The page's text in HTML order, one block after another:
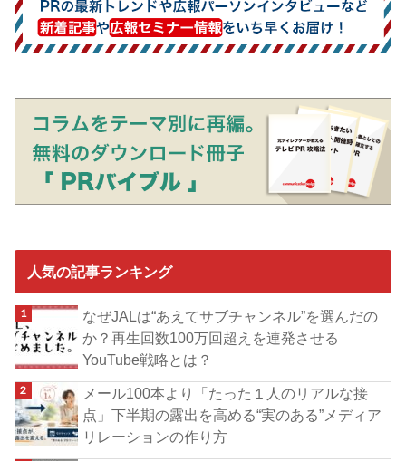
人気の記事ランキング
なぜJALは“あえてサブチャンネル”を選んだの
か？再生回数100万回超えを連発させる
YouTube戦略とは？
メール100本より「たった１人のリアルな接
点」下半期の露出を高める“実のある”メディア
リレーションの作り方